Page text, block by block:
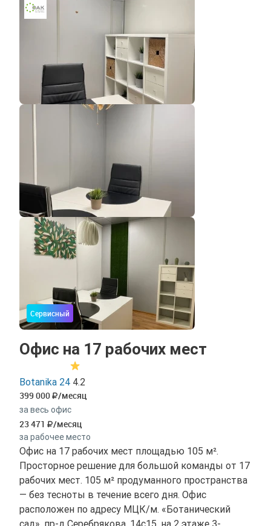
Сервисный
Офис на 17 рабочих мест
Botanika 24 4.2
399 000 /месяц
за весь офис
23 471 /месяц
за рабочее место
Офис на 17 рабочих мест площадью 105 м².
Просторное решение для большой команды от 17
рабочих мест. 105 м² продуманного пространства
— без тесноты в течение всего дня. Офис
расположен по адресу МЦК/м. «Ботанический
сад», пр-д Серебрякова, 14с15, на 2 этаже 3-